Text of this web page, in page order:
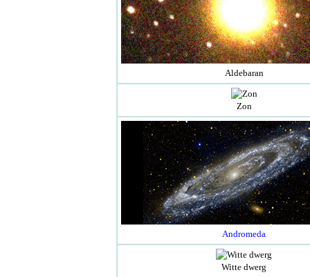
Aldebaran
Zon
Andromeda
Witte dwerg